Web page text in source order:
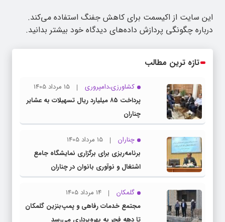
این سایت از اکیسمت برای کاهش جفنگ استفاده می‌کند.
درباره چگونگی پردازش داده‌های دیدگاه خود بیشتر بدانید.
تازه ترین مطالب
کشاورزی،دامپروری
15 مرداد 1405
پرداخت ۸۵ میلیارد ریال تسهیلات به عشایر
چناران
چناران
15 مرداد 1405
برنامه‌ریزی برای برگزاری نمایشگاه جامع
اشتغال و نوآوری بانوان در چناران
گلمکان
14 مرداد 1405
مجتمع خدمات رفاهی و پمپ‌بنزین گلمکان
تا دهه فجر به بهره‌برداری می‌رسد